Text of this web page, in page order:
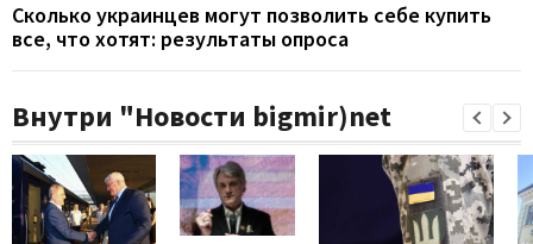
Сколько украинцев могут позволить себе купить
все, что хотят: результаты опроса
Внутри "Новости bigmir)net